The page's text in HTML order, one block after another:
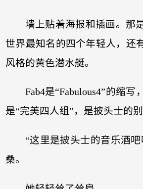
墙上贴着海报和插画。那
世界最知名的四个年轻人，还
风格的黄色潜水艇。
Fab4是“Fabulous4”的缩
是“完美四人组”，是披头士的别
“这里是披头士的音乐酒
桑。